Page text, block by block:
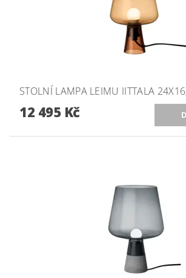
STOLNÍ LAMPA LEIMU IITTALA
12 495 Kč